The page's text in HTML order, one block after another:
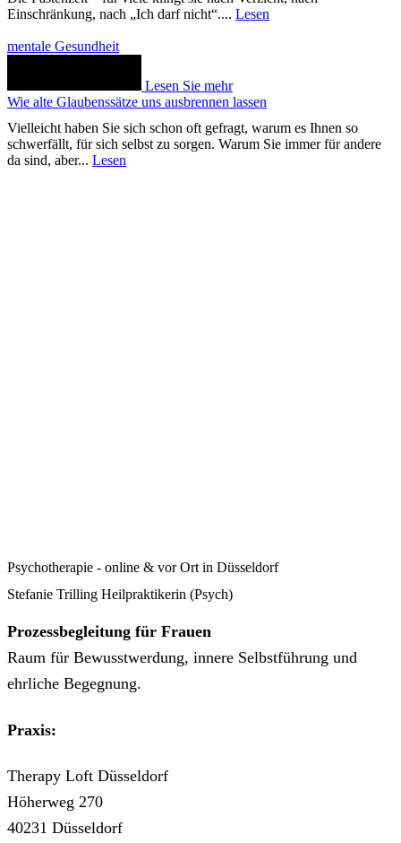
Einschränkung, nach „Ich darf nicht“.... Lesen
mentale Gesundheit
Lesen Sie mehr
Wie alte Glaubenssätze uns ausbrennen lassen
Vielleicht haben Sie sich schon oft gefragt, warum es Ihnen so
schwerfällt, für sich selbst zu sorgen. Warum Sie immer für andere
da sind, aber... Lesen
Psychotherapie - online & vor Ort in Düsseldorf
Stefanie Trilling Heilpraktikerin (Psych)
Prozessbegleitung für Frauen
Raum für Bewusstwerdung, innere Selbstführung und
ehrliche Begegnung.
Praxis:
Therapy Loft Düsseldorf
Höherweg 270
40231 Düsseldorf